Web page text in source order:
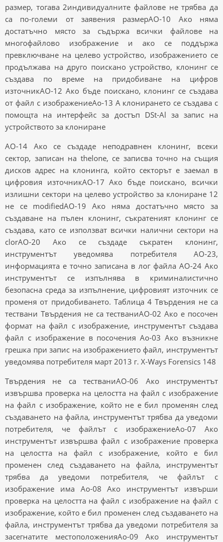
размер, тогава 2индивидуалните файлове не трябва да
са по-големи от заявения размерAO-10 Ако няма
достатъчно място за съдържа всички файлове на
многофайлово изображение и ако се поддържа
превключване на целево устройство, изображението се
продължава на друго поискано устройство, клонинг се
създава по време на придобиване на цифров
източникAO-12 Ако бъде поискано, клонинг се създава
от файл с изображениеAo-13 A клонирането се създава с
помощта на интерфейс за достъп DSt-Al за запис на
устройството за клониране
AO-14 Ако се създаде неподравнен клонинг, всеки
сектор, записан на thelone, се записва точно на същия
дисков адрес на клонинга, който секторът е заемал в
цифровия източникAO-17 Ако бъде поискано, всички
излишни сектори на целево устройство за клониране 12
не се modifiedAO-19 Ако няма достатъчно място за
създаване на пълен клонинг, съкратеният клонинг се
създава, като се използват всички налични сектори на
clorAO-20 Ако се създаде съкратен клонинг,
инструментът уведомява потребителя AO-23,
информацията е точно записана в лог файла AO-24 Ако
инструментът се изпълнява в криминалистично
безопасна среда за изпълнение, цифровият източник се
променя от придобиването. Таблица 4 Твърдения не са
тествани Твърдения не са тестваниAO-02 Ако е посочен
формат на файл с изображение, инструментът създава
файл с изображение в посочения Ao-03 Ако възникне
грешка при запис на изображението файл, инструментът
уведомява потребителя март 2013 г. X-Ways Forensics 148
Твърдения не са тестваниAO-06 Ако инструментът
извършва проверка на целостта на файл с изображение
на файл с изображение, който не е бил променян след
създаването на файла, инструментът трябва да уведоми
потребителя, че файлът с изображениеAo-07 Ако
инструментът извършва файл с изображение проверка
на целостта на файл с изображение, който е бил
променен след създаването на файла, инструментът
трябва да уведоми потребителя, че файлът с
изображение има Ao-08 Ако инструментът извърши
проверка на целостта на файл с изображение на файл с
изображение, който е бил променен след създаването на
файла, инструментът трябва да уведоми потребителя за
засегнатите местоположенияAo-09 Ако инструментът